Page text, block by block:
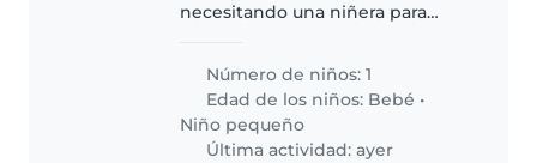
necesitando una niñera para
Lucca y tiene 19 meses
prácticamente, todo el cuidado
es en nuestro departamento
ubicado en Miraflores,..
Número de niños: 1
Edad de los niños: Bebé •
Niño pequeño
Última actividad: ayer